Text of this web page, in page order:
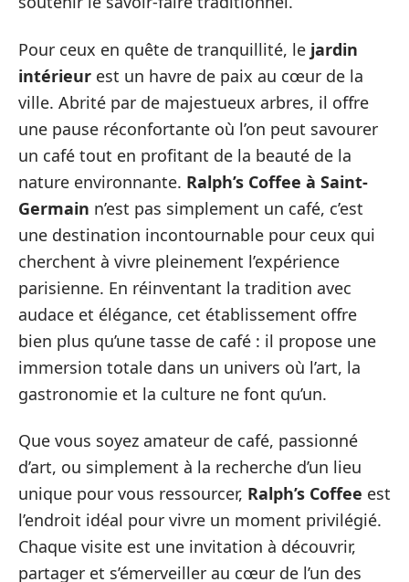
Pour ceux en quête de tranquillité, le jardin
intérieur est un havre de paix au cœur de la
ville. Abrité par de majestueux arbres, il offre
une pause réconfortante où l’on peut savourer
un café tout en profitant de la beauté de la
nature environnante. Ralph’s Coffee à Saint-
Germain n’est pas simplement un café, c’est
une destination incontournable pour ceux qui
cherchent à vivre pleinement l’expérience
parisienne. En réinventant la tradition avec
audace et élégance, cet établissement offre
bien plus qu’une tasse de café : il propose une
immersion totale dans un univers où l’art, la
gastronomie et la culture ne font qu’un.
Que vous soyez amateur de café, passionné
d’art, ou simplement à la recherche d’un lieu
unique pour vous ressourcer, Ralph’s Coffee est
l’endroit idéal pour vivre un moment privilégié.
Chaque visite est une invitation à découvrir,
partager et s’émerveiller au cœur de l’un des